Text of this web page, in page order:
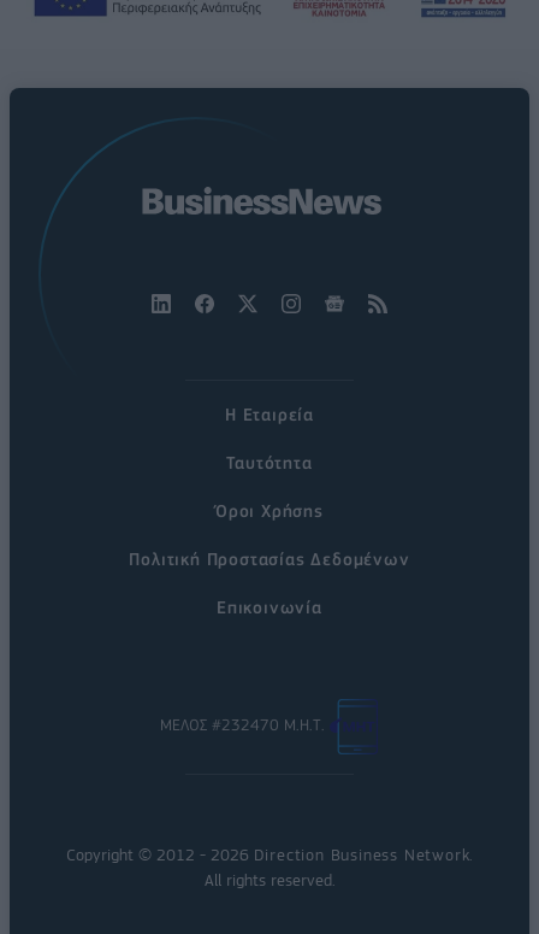
Η Εταιρεία
Ταυτότητα
Όροι Χρήσης
Πολιτική Προστασίας Δεδομένων
Επικοινωνία
ΜΕΛΟΣ #232470 Μ.Η.Τ.
Copyright © 2012 - 2026 Direction Business Network
All rights reserved.